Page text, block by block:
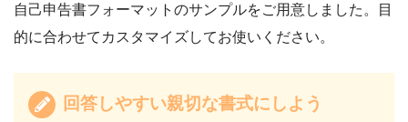
自己申告書フォーマットのサンプルをご用意しました。目
的に合わせてカスタマイズしてお使いください。
回答しやすい親切な書式にしよう